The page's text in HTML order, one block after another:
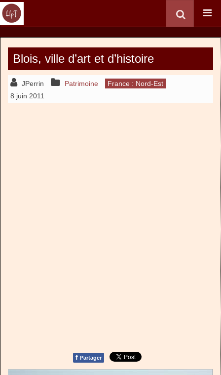
Blois, ville d’art et d’histoire
JPerrin Patrimoine
France : Nord-Est
8 juin 2011
f Partager